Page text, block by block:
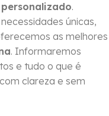
.
únicas,
as melhores
. Informaremos
e tudo o que é
clareza e sem